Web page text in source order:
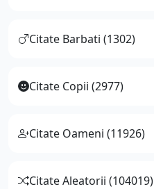
Citate Barbati (1302)
Citate Copii (2977)
Citate Oameni (11926)
Citate Aleatorii (104019)